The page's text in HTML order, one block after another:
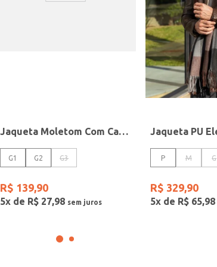
Jaqueta Moletom Com Capuz Plus Size Masculina MARINHO
G1 G2 G3
R$ 139,90
5x de R$ 27,98
P M G
R$ 329,90
5x de R$ 65,98